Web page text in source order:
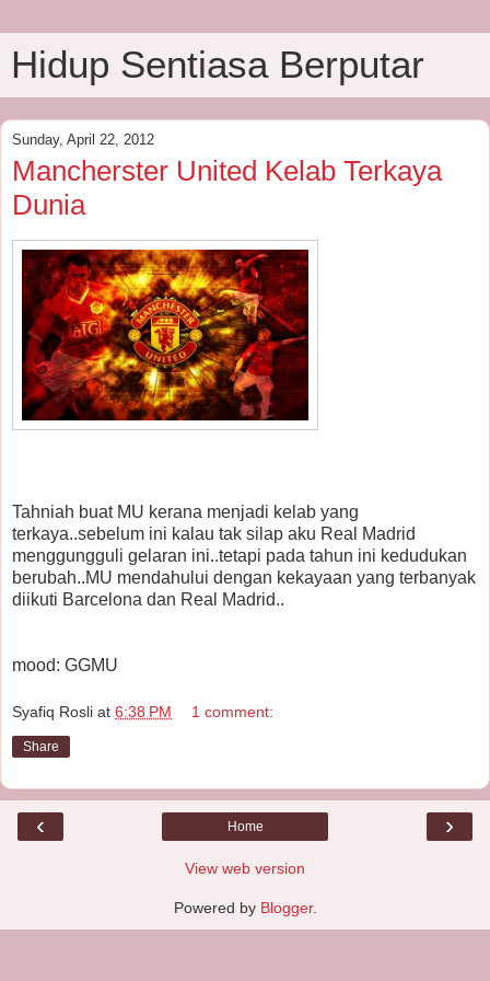
Hidup Sentiasa Berputar
Sunday, April 22, 2012
Mancherster United Kelab Terkaya
Dunia
Tahniah buat MU kerana menjadi kelab yang
terkaya..sebelum ini kalau tak silap aku Real Madrid
menggungguli gelaran ini..tetapi pada tahun ini kedudukan
berubah..MU mendahului dengan kekayaan yang terbanyak
diikuti Barcelona dan Real Madrid..
mood: GGMU
Syafiq Rosli at 6:38 PM 1 comment:
Share
‹ ›
Home
View web version
Powered by Blogger.